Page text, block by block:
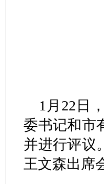
1月22日
委书记和市
并进行评议
王文森出席